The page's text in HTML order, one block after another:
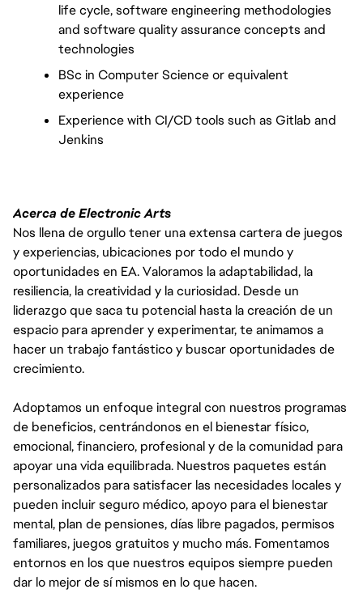
life cycle, software engineering methodologies
and software quality assurance concepts and
technologies
BSc in Computer Science or equivalent
experience
Experience with CI/CD tools such as Gitlab and
Jenkins
Acerca de Electronic Arts
Nos llena de orgullo tener una extensa cartera de juegos
y experiencias, ubicaciones por todo el mundo y
oportunidades en EA. Valoramos la adaptabilidad, la
resiliencia, la creatividad y la curiosidad. Desde un
liderazgo que saca tu potencial hasta la creación de un
espacio para aprender y experimentar, te animamos a
hacer un trabajo fantástico y buscar oportunidades de
crecimiento.
Adoptamos un enfoque integral con nuestros programas
de beneficios, centrándonos en el bienestar físico,
emocional, financiero, profesional y de la comunidad para
apoyar una vida equilibrada. Nuestros paquetes están
personalizados para satisfacer las necesidades locales y
pueden incluir seguro médico, apoyo para el bienestar
mental, plan de pensiones, días libre pagados, permisos
familiares, juegos gratuitos y mucho más. Fomentamos
entornos en los que nuestros equipos siempre pueden
dar lo mejor de sí mismos en lo que hacen.